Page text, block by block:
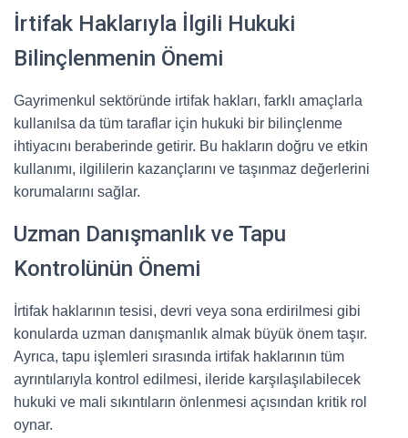
İrtifak Haklarıyla İlgili Hukuki
Bilinçlenmenin Önemi
Gayrimenkul sektöründe irtifak hakları, farklı amaçlarla
kullanılsa da tüm taraflar için hukuki bir bilinçlenme
ihtiyacını beraberinde getirir. Bu hakların doğru ve etkin
kullanımı, ilgililerin kazançlarını ve taşınmaz değerlerini
korumalarını sağlar.
Uzman Danışmanlık ve Tapu
Kontrolünün Önemi
İrtifak haklarının tesisi, devri veya sona erdirilmesi gibi
konularda uzman danışmanlık almak büyük önem taşır.
Ayrıca, tapu işlemleri sırasında irtifak haklarının tüm
ayrıntılarıyla kontrol edilmesi, ileride karşılaşılabilecek
hukuki ve mali sıkıntıların önlenmesi açısından kritik rol
oynar.